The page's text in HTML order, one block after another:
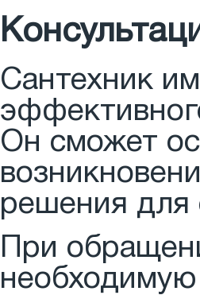
Сантехник
Он сможет
решения для
При